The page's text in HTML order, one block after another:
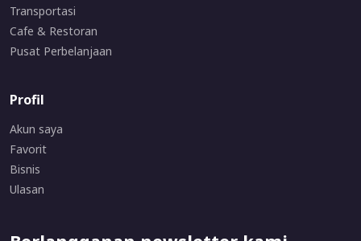
Transportasi
Cafe & Restoran
Pusat Perbelanjaan
Profil
Akun saya
Favorit
Bisnis
Ulasan